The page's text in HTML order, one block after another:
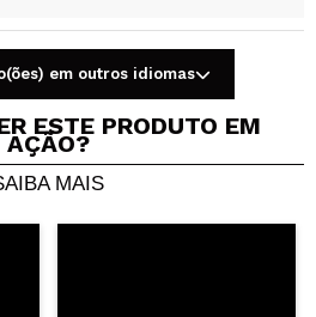
um vídeo ou uma foto
o primeiro. Imagine isso...
compra?
5/5
em outros idiomas
ESTE PRODUTO EM
AÇÃO?
MAIS